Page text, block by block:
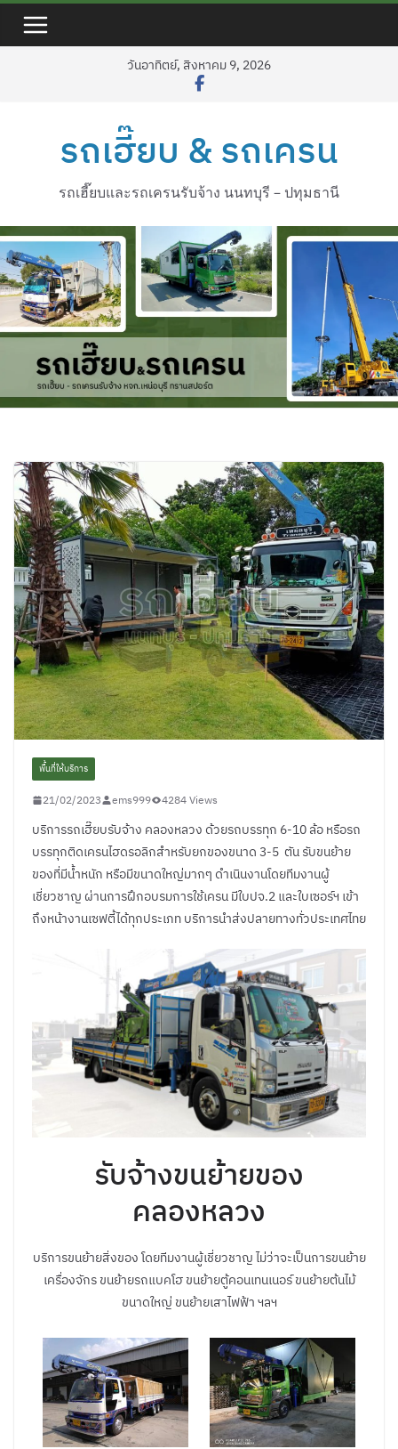
วันอาทิตย์, สิงหาคม 9, 2026
รถเฮี๊ยบ & รถเครน
รถเฮี๊ยบและรถเครนรับจ้าง นนทบุรี – ปทุมธานี
พื้นที่ให้บริการ
21/02/2023 ems999 4284 Views
บริการรถเฮี๊ยบรับจ้าง คลองหลวง ด้วยรถบรรทุก 6-10 ล้อ หรือรถ
บรรทุกติดเครนไฮดรอลิกสำหรับยกของขนาด 3-5 ตัน รับขนย้าย
ของที่มีน้ำหนัก หรือมีขนาดใหญ่มากๆ ดำเนินงานโดยทีมงานผู้
เชี่ยวชาญ ผ่านการฝึกอบรมการใช้เครน มีใบปจ.2 และใบเซอร์ฯ เข้า
ถึงหน้างานเซฟตี้ได้ทุกประเภท บริการนำส่งปลายทางทั่วประเทศไทย
รับจ้างขนย้ายของ
คลองหลวง
บริการขนย้ายสิ่งของ โดยทีมงานผู้เชี่ยวชาญ ไม่ว่าจะเป็นการขนย้าย
เครื่องจักร ขนย้ายรถแบคโฮ ขนย้ายตู้คอนเทนเนอร์ ขนย้ายต้นไม้
ขนาดใหญ่ ขนย้ายเสาไฟฟ้า ฯลฯ